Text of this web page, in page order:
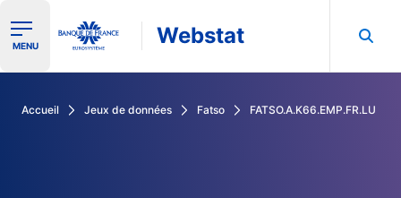
Ouvrir le menu de navigation
MENU Webstat
Accueil Jeux de données Fatso FATSO.A.K66.EMP.FR.LU